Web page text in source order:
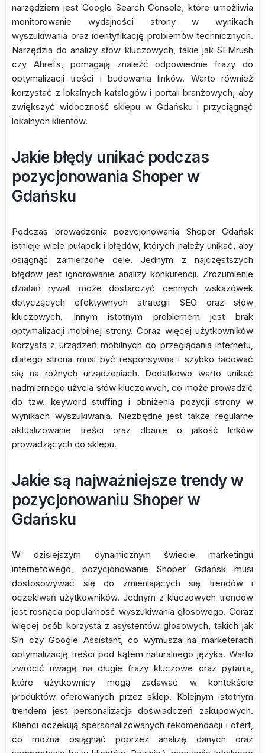
narzędziem jest Google Search Console, które umożliwia
monitorowanie wydajności strony w wynikach
wyszukiwania oraz identyfikację problemów technicznych.
Narzędzia do analizy słów kluczowych, takie jak SEMrush
czy Ahrefs, pomagają znaleźć odpowiednie frazy do
optymalizacji treści i budowania linków. Warto również
korzystać z lokalnych katalogów i portali branżowych, aby
zwiększyć widoczność sklepu w Gdańsku i przyciągnąć
lokalnych klientów.
Jakie błędy unikać podczas
pozycjonowania Shoper w
Gdańsku
Podczas prowadzenia pozycjonowania Shoper Gdańsk
istnieje wiele pułapek i błędów, których należy unikać, aby
osiągnąć zamierzone cele. Jednym z najczęstszych
błędów jest ignorowanie analizy konkurencji. Zrozumienie
działań rywali może dostarczyć cennych wskazówek
dotyczących efektywnych strategii SEO oraz słów
kluczowych. Innym istotnym problemem jest brak
optymalizacji mobilnej strony. Coraz więcej użytkowników
korzysta z urządzeń mobilnych do przeglądania internetu,
dlatego strona musi być responsywna i szybko ładować
się na różnych urządzeniach. Dodatkowo warto unikać
nadmiernego użycia słów kluczowych, co może prowadzić
do tzw. keyword stuffing i obniżenia pozycji strony w
wynikach wyszukiwania. Niezbędne jest także regularne
aktualizowanie treści oraz dbanie o jakość linków
prowadzących do sklepu.
Jakie są najważniejsze trendy w
pozycjonowaniu Shoper w
Gdańsku
W dzisiejszym dynamicznym świecie marketingu
internetowego, pozycjonowanie Shoper Gdańsk musi
dostosowywać się do zmieniających się trendów i
oczekiwań użytkowników. Jednym z kluczowych trendów
jest rosnąca popularność wyszukiwania głosowego. Coraz
więcej osób korzysta z asystentów głosowych, takich jak
Siri czy Google Assistant, co wymusza na marketerach
optymalizację treści pod kątem naturalnego języka. Warto
zwrócić uwagę na długie frazy kluczowe oraz pytania,
które użytkownicy mogą zadawać w kontekście
produktów oferowanych przez sklep. Kolejnym istotnym
trendem jest personalizacja doświadczeń zakupowych.
Klienci oczekują spersonalizowanych rekomendacji i ofert,
co można osiągnąć poprzez analizę danych oraz